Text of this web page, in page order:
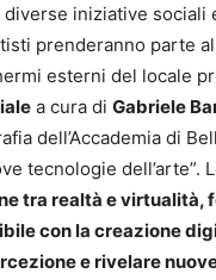
iniziative sociali
prenderanno parte
esterni del locale
a cura di Gabriele
dell’Accademia di
tecnologie dell’arte”.
tra realtà e virtualità,
con la creazione
e rivelare